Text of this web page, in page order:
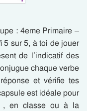
: 4eme Primaire –
5 sur 5, à toi de jouer
de l’indicatif des
chaque verbe
et vérifie tes
est idéale pour
, en classe ou à la